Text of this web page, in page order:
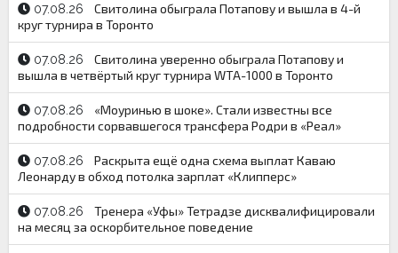
07.08.26
Свитолина обыграла Потапову и вышла в 4-й
круг турнира в Торонто
07.08.26
Свитолина уверенно обыграла Потапову и
вышла в четвёртый круг турнира WTA-1000 в Торонто
07.08.26
«Моуринью в шоке». Стали известны все
подробности сорвавшегося трансфера Родри в «Реал»
07.08.26
Раскрыта ещё одна схема выплат Каваю
Леонарду в обход потолка зарплат «Клипперс»
07.08.26
Тренера «Уфы» Тетрадзе дисквалифицировали
на месяц за оскорбительное поведение